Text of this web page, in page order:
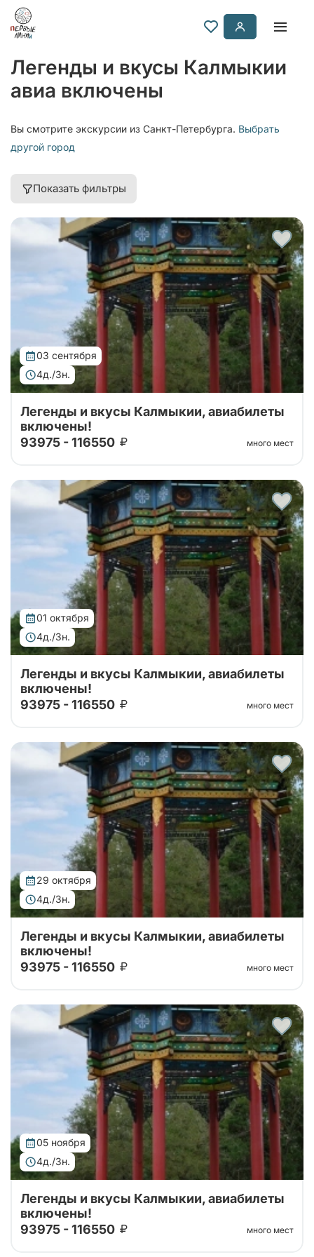
Легенды и вкусы Калмыкии
авиа включены
Вы смотрите экскурсии из Санкт-Петербурга. Выбрать
другой город
Показать фильтры
03 сентября
4д./3н.
Тур организован совместно с принимающей
стороной! 4 дня уникального погружения в
традиции и природу. Вас ждут: калмыцкая кухня,
экскурсии по центру Элисты с посещением ро...
Легенды и вкусы Калмыкии, авиабилеты
включены!
93975 - 116550
много мест
01 октября
4д./3н.
Тур организован совместно с принимающей
стороной! 4 дня уникального погружения в
традиции и природу. Вас ждут: калмыцкая кухня,
экскурсии по центру Элисты с посещением ро...
Легенды и вкусы Калмыкии, авиабилеты
включены!
93975 - 116550
много мест
29 октября
4д./3н.
Тур организован совместно с принимающей
стороной! 4 дня уникального погружения в
традиции и природу. Вас ждут: калмыцкая кухня,
экскурсии по центру Элисты с посещением ро...
Легенды и вкусы Калмыкии, авиабилеты
включены!
93975 - 116550
много мест
05 ноября
4д./3н.
Легенды и вкусы Калмыкии, авиабилеты
включены!
93975 - 116550
много мест